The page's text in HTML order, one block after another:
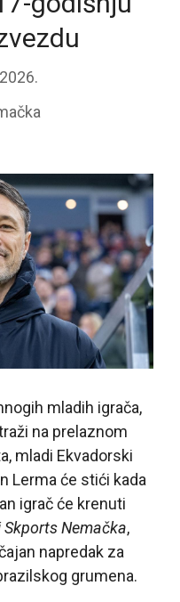
mladih igrača,
na prelaznom
mladi Ekvadorski
Lerma će stići kada
igrač će krenuti
Skports Nemačka,
napredak za
grumena.